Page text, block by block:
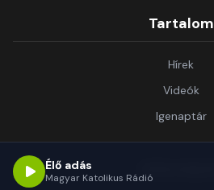
Tartalom
Hírek
Videók
Igenaptár
Információ
Élő adás
Magyar Katolikus Rádió